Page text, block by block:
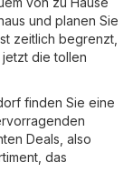
und planen Sie
zeitlich begrenzt,
die tollen
finden Sie eine
Deals, also
das